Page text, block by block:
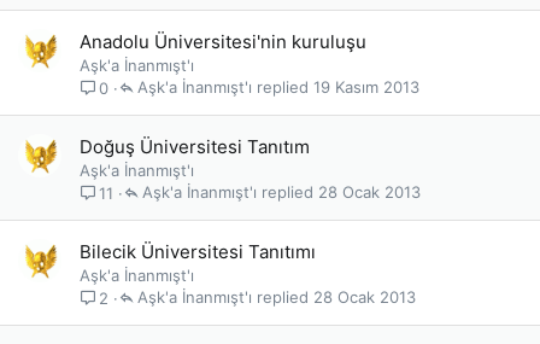
Anadolu Üniversitesi'nin kuruluşu
Aşk'a İnanmışt'ı
0
19 Kasım 2013
Aşk'a İnanmışt'ı
Doğuş Üniversitesi Tanıtım
Aşk'a İnanmışt'ı
11
28 Ocak 2013
Aşk'a İnanmışt'ı
Bilecik Üniversitesi Tanıtımı
Aşk'a İnanmışt'ı
2
28 Ocak 2013
Aşk'a İnanmışt'ı